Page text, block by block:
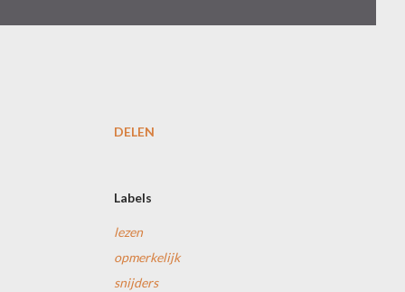
DELEN
Labels
lezen
opmerkelijk
snijders